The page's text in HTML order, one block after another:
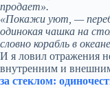
продает».
«Покажи уют, —
одинокая чашка на
словно корабль в
И я ловил отражения
внутренним и
за стеклом: